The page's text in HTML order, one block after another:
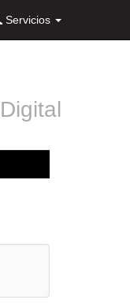
Servicios
Digital